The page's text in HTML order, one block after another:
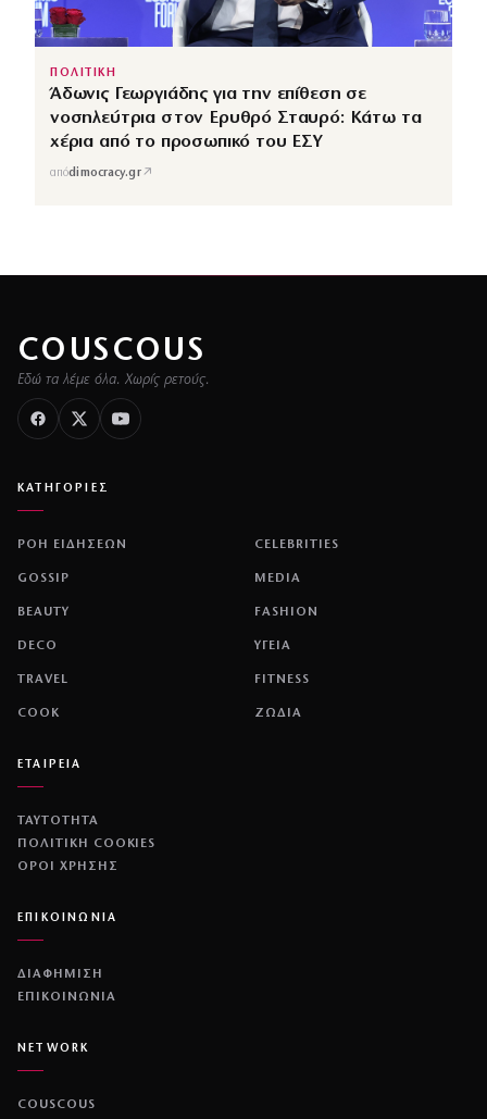
ΠΟΛΙΤΙΚΗ
Άδωνις Γεωργιάδης για την επίθεση σε
νοσηλεύτρια στον Ερυθρό Σταυρό: Κάτω τα
χέρια από το προσωπικό του ΕΣΥ
απόdimocracy.gr↗
COUSCOUS
Εδώ τα λέμε όλα. Χωρίς ρετούς.
ΚΑΤΗΓΟΡΙΕΣ
ΡΟΗ ΕΙΔΗΣΕΩΝ CELEBRITIES
GOSSIP MEDIA
BEAUTY FASHION
DECO ΥΓΕΙΑ
TRAVEL FITNESS
COOK ΖΩΔΙΑ
ΕΤΑΙΡΕΙΑ
ΤΑΥΤΟΤΗΤΑ
ΠΟΛΙΤΙΚΉ COOKIES
ΌΡΟΙ ΧΡΉΣΗΣ
ΕΠΙΚΟΙΝΩΝΙΑ
ΔΙΑΦΗΜΙΣΗ
ΕΠΙΚΟΙΝΩΝΙΑ
NETWORK
COUSCOUS